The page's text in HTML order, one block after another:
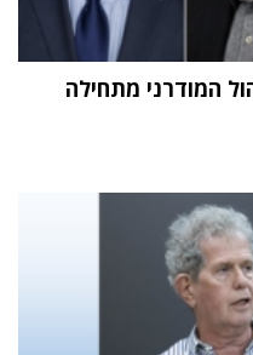
המודרני מתחילה